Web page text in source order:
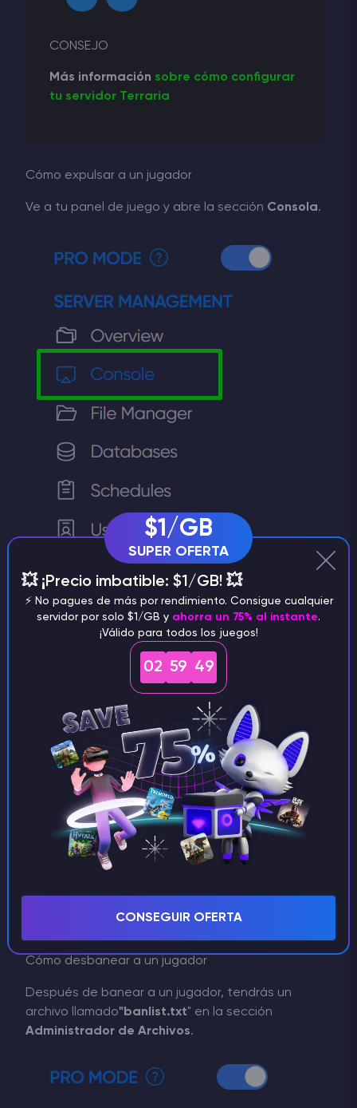
CONSEJO
Más información sobre cómo configurar
tu servidor Terraria
Cómo expulsar a un jugador
Ve a tu panel de juego y abre la sección Consola.
Introduce el comandoban player's
en la consola y pulsa
IMPORTANTE
Asegúrate de que el jugador está en el
Cómo desbanear a un jugador
Después de banear a un jugador, tendrás un
archivo llamado"banlist.txt" en la sección
Administrador de Archivos.
$1/GB
SUPER OFERTA
💥 ¡Precio imbatible: $1/GB! 💥
⚡️ No pagues de más por rendimiento. Consigue cualquier
servidor por solo $1/GB y ahorra un 75% al instante.
¡Válido para todos los juegos!
02 59 48
CONSEGUIR OFERTA